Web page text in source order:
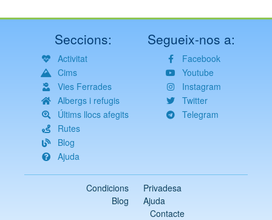
Seccions:
Activitat
Cims
Vies Ferrades
Albergs i refugis
Últims llocs afegits
Rutes
Blog
Ajuda
Segueix-nos a:
Facebook
Youtube
Instagram
Twitter
Telegram
Condicions
Privadesa
Blog
Ajuda
Contacte